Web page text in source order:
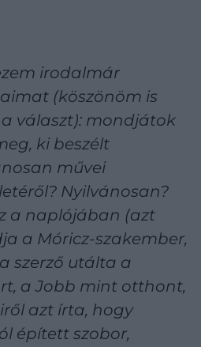
irodalmár
(köszönöm is
választ): mondjátok
ki beszélt
művei
Nyilvánosan?
a naplójában (azt
a Móricz-szakember,
szerző utálta a
a Jobb mint otthont,
azt írta, hogy
épített szobor,